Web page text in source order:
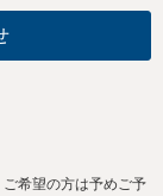
希望の方は予めご予